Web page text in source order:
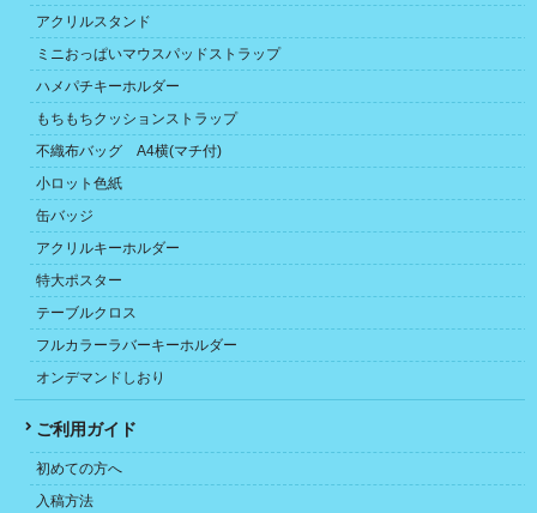
アクリルスタンド
ミニおっぱいマウスパッドストラップ
ハメパチキーホルダー
もちもちクッションストラップ
不織布バッグ A4横(マチ付)
小ロット色紙
缶バッジ
アクリルキーホルダー
特大ポスター
テーブルクロス
フルカラーラバーキーホルダー
オンデマンドしおり
ご利用ガイド
初めての方へ
入稿方法